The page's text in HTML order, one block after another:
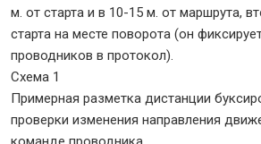
м. от старта и в 10-15 м. от маршрута,
старта на месте поворота (он
проводников в протокол).
Схема 1
Примерная разметка дистанции
проверки изменения направления